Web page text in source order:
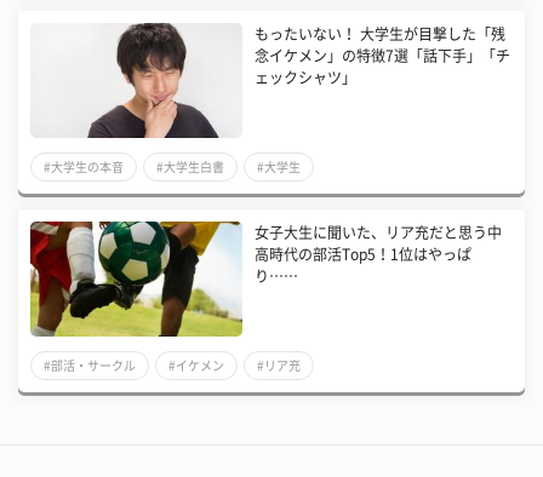
もったいない！ 大学生が目撃した「残
念イケメン」の特徴7選「話下手」「チ
ェックシャツ」
#大学生の本音 #大学生白書 #大学生
女子大生に聞いた、リア充だと思う中
高時代の部活Top5！1位はやっぱ
り……
#部活・サークル #イケメン #リア充